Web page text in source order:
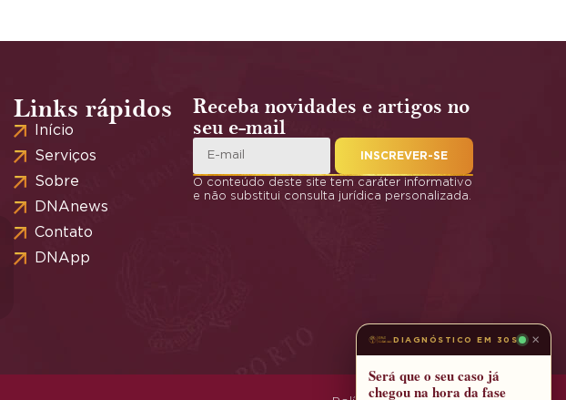
Links rápidos
Início
Serviços
Sobre
DNAnews
Contato
DNApp
Receba novidades e artigos no
seu e-mail
INSCREVER-SE
O conteúdo deste site tem caráter informativo
e não substitui consulta jurídica personalizada.
DIAGNÓSTICO EM 30S ×
Será que o seu caso já
chegou na hora da fase